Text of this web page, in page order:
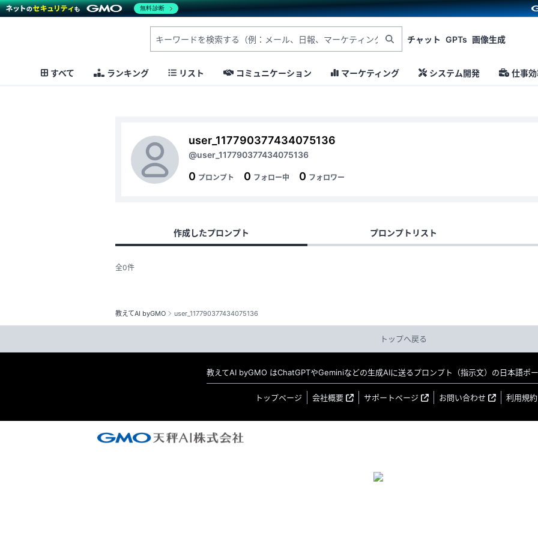
チャット GPTs 画像生成
すべて ランキング リスト コミュニケーション マーケティング システム開発 仕事
教えてAI byGMO user_117790377434075136
user_117790377434075136
@user_117790377434075136
0 プロンプト 0 フォロー中 0 フォロワー
作成したプロンプト プロンプトリスト
全0件
トップへ戻る
教えてAI byGMO はChatGPTやGeminiなどの生成AIに送るプロンプト（指示文）の日本語ポー
トップページ 会社概要 サポートページ お問い合わせ 利用規約
無料診断